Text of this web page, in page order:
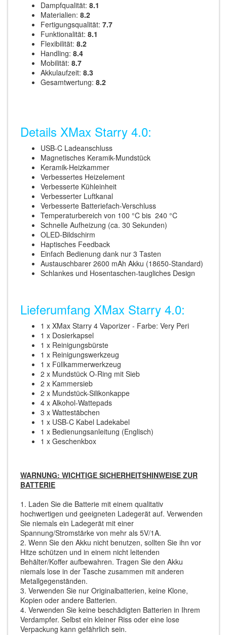
Dampfqualität: 8.1
Materialien: 8.2
Fertigungsqualität: 7.7
Funktionalität: 8.1
Flexibilität: 8.2
Handling: 8.4
Mobilität: 8.7
Akkulaufzeit: 8.3
Gesamtwertung: 8.2
Details XMax Starry 4.0:
USB-C Ladeanschluss
Magnetisches Keramik-Mundstück
Keramik-Heizkammer
Verbessertes Heizelement
Verbesserte Kühleinheit
Verbesserter Luftkanal
Verbesserte Batteriefach-Verschluss
Temperaturbereich von 100 °C bis 240 °C
Schnelle Aufheizung (ca. 30 Sekunden)
OLED-Bildschirm
Haptisches Feedback
Einfach Bedienung dank nur 3 Tasten
Austauschbarer 2600 mAh Akku (18650-Standard)
Schlankes und Hosentaschen-taugliches Design
Lieferumfang XMax Starry 4.0:
1 x XMax Starry 4 Vaporizer - Farbe: Very Peri
1 x Dosierkapsel
1 x Reinigungsbürste
1 x Reinigungswerkzeug
1 x Füllkammerwerkzeug
2 x Mundstück O-Ring mit Sieb
2 x Kammersieb
2 x Mundstück-Silikonkappe
4 x Alkohol-Wattepads
3 x Wattestäbchen
1 x USB-C Kabel Ladekabel
1 x Bedienungsanleitung (Englisch)
1 x Geschenkbox
WARNUNG: WICHTIGE SICHERHEITSHINWEISE ZUR
BATTERIE
1. Laden Sie die Batterie mit einem qualitativ
hochwertigen und geeigneten Ladegerät auf. Verwenden
Sie niemals ein Ladegerät mit einer
Spannung/Stromstärke von mehr als 5V/1A.
2. Wenn Sie den Akku nicht benutzen, sollten Sie ihn vor
Hitze schützen und in einem nicht leitenden
Behälter/Koffer aufbewahren. Tragen Sie den Akku
niemals lose in der Tasche zusammen mit anderen
Metallgegenständen.
3. Verwenden Sie nur Originalbatterien, keine Klone,
Kopien oder andere Batterien.
4. Verwenden Sie keine beschädigten Batterien in Ihrem
Verdampfer. Selbst ein kleiner Riss oder eine lose
Verpackung kann gefährlich sein.